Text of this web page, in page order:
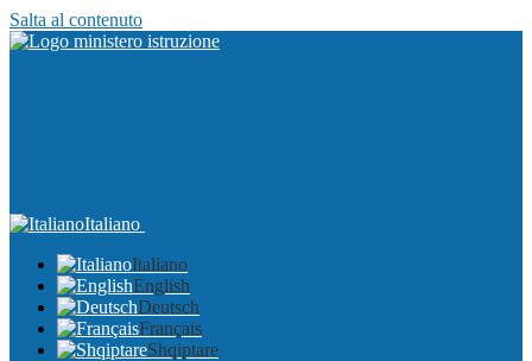
Salta al contenuto
Italiano
Italiano
English
Deutsch
Français
Shqiptare